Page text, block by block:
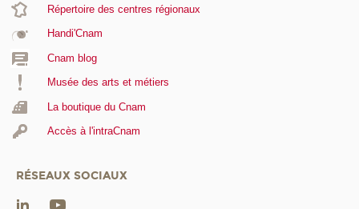
Répertoire des centres régionaux
Handi'Cnam
Cnam blog
Musée des arts et métiers
La boutique du Cnam
Accès à l'intraCnam
RÉSEAUX SOCIAUX